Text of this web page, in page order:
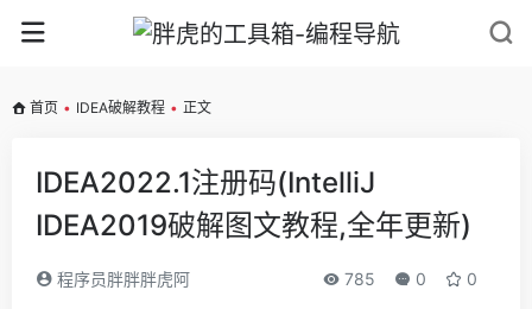
首页 • IDEA破解教程 • 正文
IDEA2022.1注册码(IntelliJ
IDEA2019破解图文教程,全年更新)
程序员胖胖胖虎阿 785 0 0